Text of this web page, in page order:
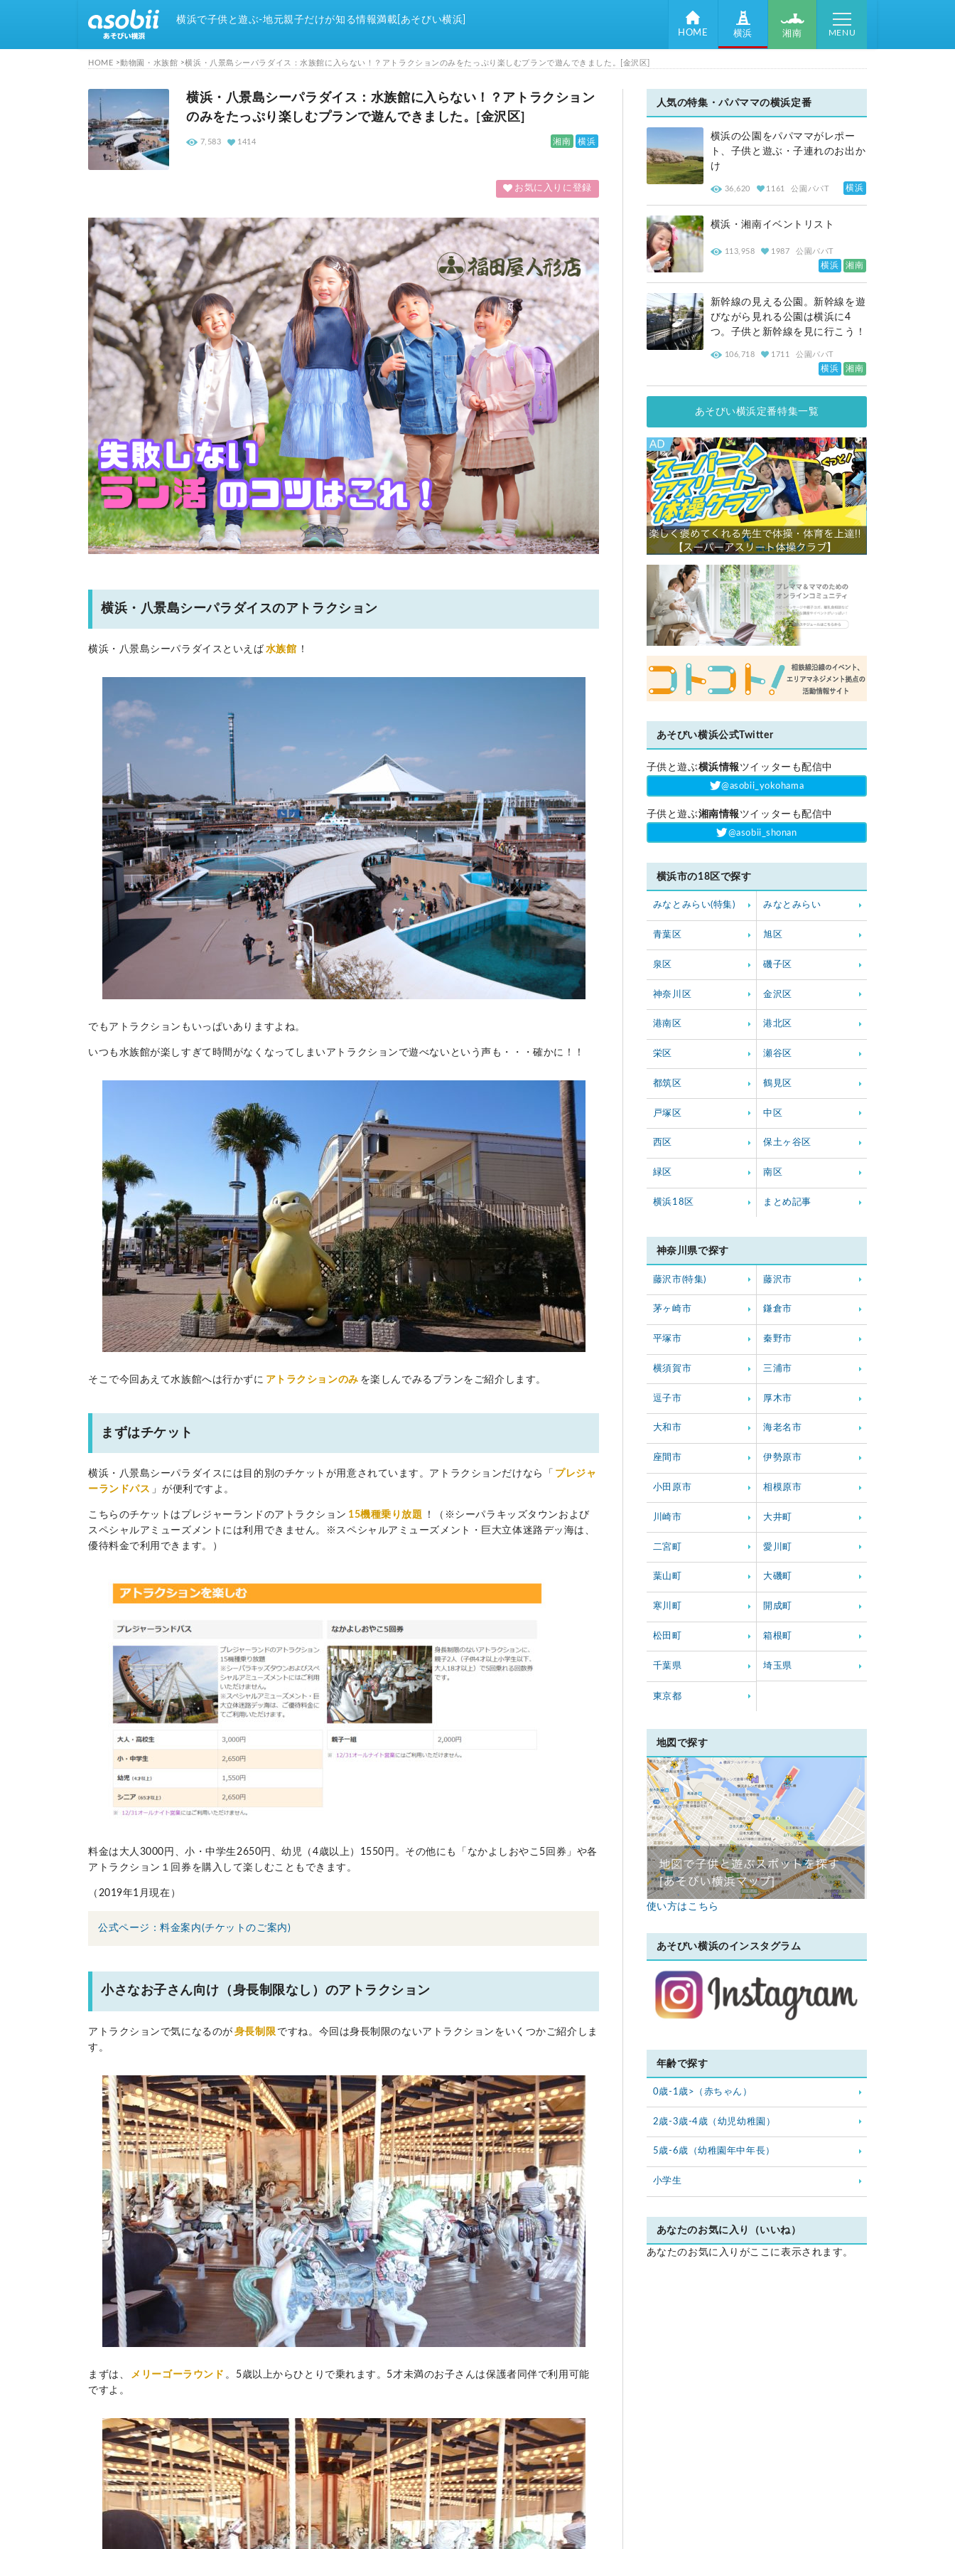
横浜で子供と遊ぶ-地元親子だけが知る情報満載[あそびい横浜]
HOME 横浜 湘南 MENU
HOME 動物園・水族館 横浜・八景島シーパラダイス：水族館に入らない！？アトラクションのみをたっぷり楽しむプランで遊んできました。[金沢区]
横浜・八景島シーパラダイス：水族館に入らない！？アトラクション
のみをたっぷり楽しむプランで遊んできました。[金沢区]
湘南 横浜
7,583 1414
お気に入りに登録
横浜・八景島シーパラダイスのアトラクション
横浜・八景島シーパラダイスといえば 水族館 ！
でもアトラクションもいっぱいありますよね。
いつも水族館が楽しすぎて時間がなくなってしまいアトラクションで遊べないという声も・・・確かに！！
そこで今回あえて水族館へは行かずに アトラクションのみ を楽しんでみるプランをご紹介します。
まずはチケット
横浜・八景島シーパラダイスには目的別のチケットが用意されています。アトラクションだけなら「 プレジャ
ーランドパス 」が便利ですよ。
こちらのチケットはプレジャーランドのアトラクション 15機種乗り放題
！（※シーパラキッズタウンおよび
スペシャルアミューズメントには利用できません。※スペシャルアミューズメント・巨大立体迷路デッ海は、
優待料金で利用できます。）
料金は大人3000円、小・中学生2650円、幼児（4歳以上）1550円。その他にも「なかよしおやこ5回券」や各
アトラクション１回券を購入して楽しむこともできます。
（2019年1月現在）
公式ページ：料金案内(チケットのご案内)
小さなお子さん向け（身長制限なし）のアトラクション
アトラクションで気になるのが 身長制限 ですね。今回は身長制限のないアトラクションをいくつかご紹介しま
す。
まずは、 メリーゴーラウンド 。5歳以上からひとりで乗れます。5才未満のお子さんは保護者同伴で利用可能
ですよ。
人気の特集・パパママの横浜定番
横浜の公園をパパママがレポー
ト、子供と遊ぶ・子連れのお出か
け
36,620 1161 公園パパT 横浜
横浜・湘南イベントリスト
113,958 1987 公園パパT
横浜 湘南
新幹線の見える公園。新幹線を遊
びながら見れる公園は横浜に4
つ。子供と新幹線を見に行こう！
106,718 1711 公園パパT
横浜 湘南
あそびい横浜定番特集一覧
あそびい横浜公式Twitter
子供と遊ぶ横浜情報 ツイッターも配信中
‎@asobii_yokohama
子供と遊ぶ湘南情報 ツイッターも配信中
‎@asobii_shonan
横浜市の18区で探す
みなとみらい(特集) みなとみらい
青葉区 旭区
泉区 磯子区
神奈川区 金沢区
港南区 港北区
栄区 瀬谷区
都筑区 鶴見区
戸塚区 中区
西区 保土ヶ谷区
緑区 南区
横浜18区 まとめ記事
神奈川県で探す
藤沢市(特集) 藤沢市
茅ヶ崎市 鎌倉市
平塚市 秦野市
横須賀市 三浦市
逗子市 厚木市
大和市 海老名市
座間市 伊勢原市
小田原市 相模原市
川崎市 大井町
二宮町 愛川町
葉山町 大磯町
寒川町 開成町
松田町 箱根町
千葉県 埼玉県
東京都
地図で探す
使い方はこちら
あそびい横浜のインスタグラム
年齢で探す
0歳-1歳>（赤ちゃん）
2歳-3歳-4歳（幼児幼稚園）
5歳-6歳（幼稚園年中年長）
小学生
あなたのお気に入り（いいね）
あなたのお気に入りがここに表示されます。